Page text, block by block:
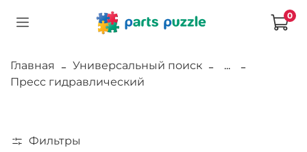
0
Главная Универсальный поиск
...
Пресс гидравлический
Фильтры